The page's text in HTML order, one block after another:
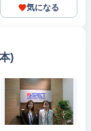
気になる
)